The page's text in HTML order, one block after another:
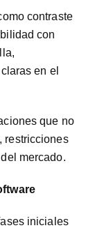
contraste
con
en el
que no
restricciones
mercado.
iniciales